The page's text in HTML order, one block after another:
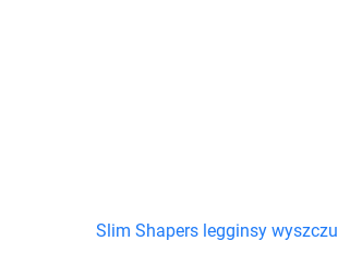
Slim Shapers legginsy